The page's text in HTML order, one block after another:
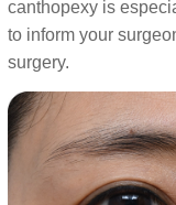
canthopexy is
to inform your
surgery.